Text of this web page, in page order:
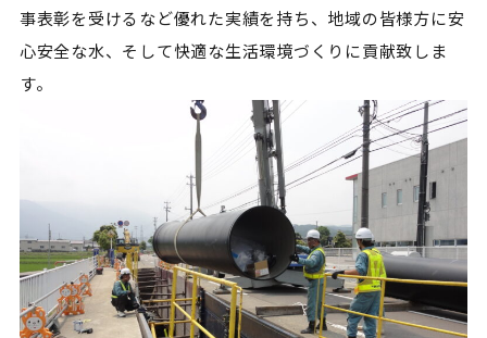
事表彰を受けるなど優れた実績を持ち、地域の皆様方に安
心安全な水、そして快適な生活環境づくりに貢献致しま
す。